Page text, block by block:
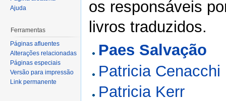
os responsáveis
livros traduzidos.
Paes Salvação
Patricia Cenacchi
Patricia Kerr
Ajuda
Ferramentas
Páginas afluentes
Alterações relacionadas
Páginas especiais
Versão para impressão
Link permanente